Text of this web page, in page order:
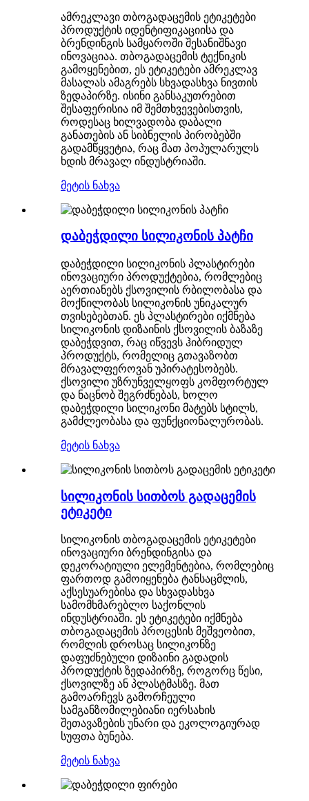
ამრეკლავი თბოგადაცემის ეტიკეტები
პროდუქტის იდენტიფიკაციისა და
ბრენდინგის სამყაროში შესანიშნავი
ინოვაციაა. თბოგადაცემის ტექნიკის
გამოყენებით, ეს ეტიკეტები ამრეკლავ
მასალას ამაგრებს სხვადასხვა ნივთის
ზედაპირზე. ისინი განსაკუთრებით
შესაფერისია იმ შემთხვევებისთვის,
როდესაც ხილვადობა დაბალი
განათების ან სიბნელის პირობებში
გადამწყვეტია, რაც მათ პოპულარულს
ხდის მრავალ ინდუსტრიაში.
მეტის ნახვა
დაბეჭდილი სილიკონის პატჩი
დაბეჭდილი სილიკონის პლასტირები
ინოვაციური პროდუქტებია, რომლებიც
აერთიანებს ქსოვილის რბილობასა და
მოქნილობას სილიკონის უნიკალურ
თვისებებთან. ეს პლასტირები იქმნება
სილიკონის დიზაინის ქსოვილის ბაზაზე
დაბეჭდვით, რაც იწვევს ჰიბრიდულ
პროდუქტს, რომელიც გთავაზობთ
მრავალფეროვან უპირატესობებს.
ქსოვილი უზრუნველყოფს კომფორტულ
და ნაცნობ შეგრძნებას, ხოლო
დაბეჭდილი სილიკონი მატებს სტილს,
გამძლეობასა და ფუნქციონალურობას.
მეტის ნახვა
სილიკონის სითბოს გადაცემის
ეტიკეტი
სილიკონის თბოგადაცემის ეტიკეტები
ინოვაციური ბრენდინგისა და
დეკორატიული ელემენტებია, რომლებიც
ფართოდ გამოიყენება ტანსაცმლის,
აქსესუარებისა და სხვადასხვა
სამომხმარებლო საქონლის
ინდუსტრიაში. ეს ეტიკეტები იქმნება
თბოგადაცემის პროცესის მეშვეობით,
რომლის დროსაც სილიკონზე
დაფუძნებული დიზაინი გადადის
პროდუქტის ზედაპირზე, როგორც წესი,
ქსოვილზე ან პლასტმასზე. მათ
გამოარჩევს გამორჩეული
სამგანზომილებიანი იერსახის
შეთავაზების უნარი და ეკოლოგიურად
სუფთა ბუნება.
მეტის ნახვა